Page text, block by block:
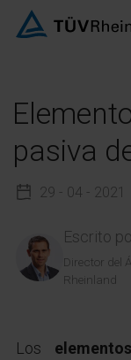
pasiva
29 - 04 - 2021
Escrito
Director del
Rheinland
Los